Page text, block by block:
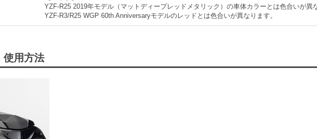
YZF-R25 2019年モデル（マットディープレッドメタリック）の車体カラーとは色合いが異
YZF-R3/R25 WGP 60th Anniversaryモデルのレッドとは色合いが異なります。
使用方法